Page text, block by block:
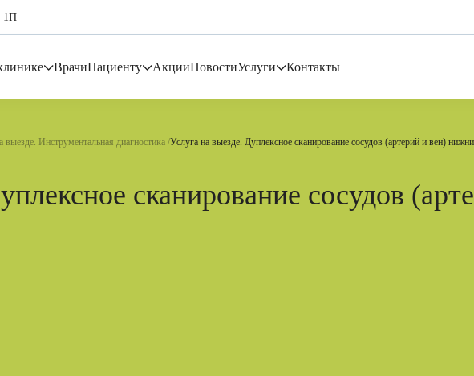
1П
ВрачиПациенту АкцииНовостиУслуги Контакты
выезде. Инструментальная диагностика Услуга на выезде. Дуплексное сканирование сосудов (артерий и вен)
сканирование сосудов